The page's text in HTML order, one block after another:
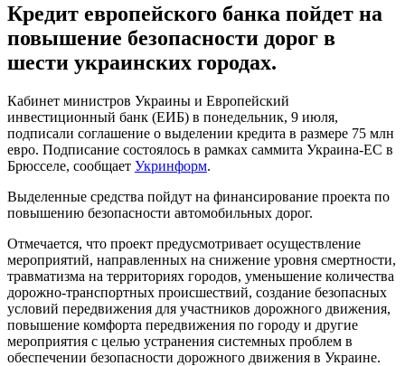
Кредит европейского банка пойдет на
повышение безопасности дорог в
шести украинских городах.
Кабинет министров Украины и Европейский
инвестиционный банк (ЕИБ) в понедельник, 9 июля,
подписали соглашение о выделении кредита в размере 75 млн
евро. Подписание состоялось в рамках саммита Украина-ЕС в
Брюсселе, сообщает Укринформ.
Выделенные средства пойдут на финансирование проекта по
повышению безопасности автомобильных дорог.
Отмечается, что проект предусмотривает осуществление
мероприятий, направленных на снижение уровня смертности,
травматизма на территориях городов, уменьшение количества
дорожно-транспортных происшествий, создание безопасных
условий передвижения для участников дорожного движения,
повышение комфорта передвижения по городу и другие
мероприятия с целью устранения системных проблем в
обеспечении безопасности дорожного движения в Украине.